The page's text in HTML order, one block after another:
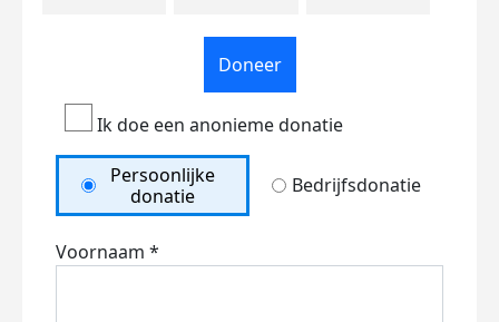
Doneer
Ik doe een anonieme donatie
Persoonlijke
donatie
Bedrijfsdonatie
Voornaam *